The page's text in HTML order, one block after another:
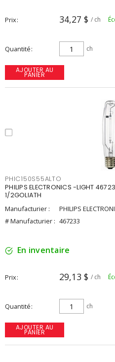
Prix 34,27 $ / ch
Quantité ch
AJOUTER AU
PANIER
PHIC150S55ALTO
PHILIPS ELECTRONICS -LIGHT
1/2GOLIATH
Manufacturier :
PHILIPS
# Manufacturier : 467233
En inventaire
Prix 29,13 $ / ch
Quantité ch
AJOUTER AU
PANIER